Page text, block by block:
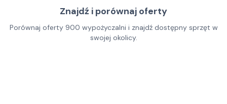
Znajdź i porównaj oferty
Porównaj oferty 900 wypożyczalni i znajdź dostępny sprzęt w
swojej okolicy.